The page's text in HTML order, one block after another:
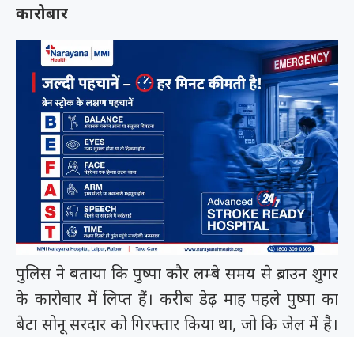
कारोबार
पुलिस ने बताया कि पुष्पा कौर लम्बे समय से ब्राउन शुगर
के कारोबार में लिप्त हैं। करीब डेढ़ माह पहले पुष्पा का
बेटा सोनू सरदार को गिरफ्तार किया था, जो कि जेल में है।